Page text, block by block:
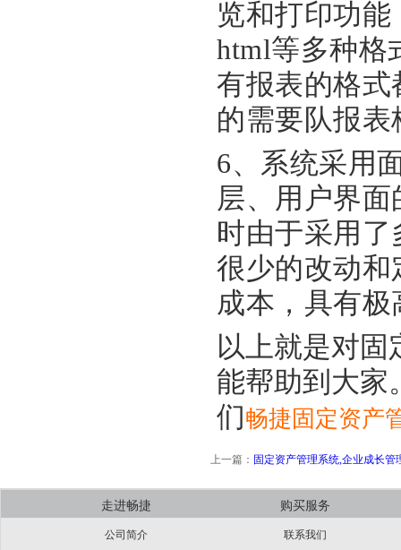
览和打印功
html等多种格
有报表的格
的需要队报
6、系统采用
层、用户界
时由于采用
很少的改动
成本，具有
以上就是对固
能帮助到大家
们畅捷固定资产
上一篇： 固定资产管理系统,企业成长管
走进畅捷
公司简介
购买服务
联系我们